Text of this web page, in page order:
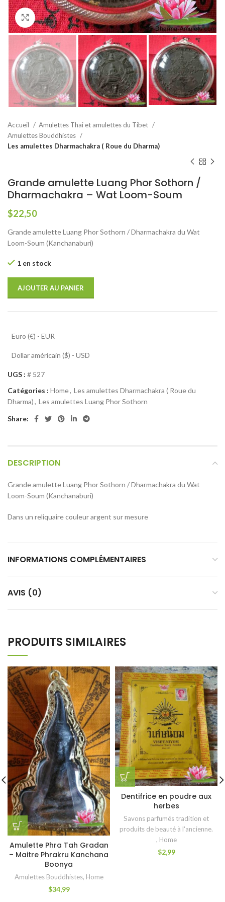
Agrandir
Accueil
Amulettes Thai et amulettes du Tibet
Amulettes Bouddhistes
Les amulettes Dharmachakra ( Roue du Dharma)
Grande amulette Luang Phor Sothorn /
Dharmachakra – Wat Loom-Soum
$22,50
Grande amulette Luang Phor Sothorn / Dharmachakra du Wat
Loom-Soum (Kanchanaburi)
1 en stock
AJOUTER AU PANIER
Euro (€) - EUR
Dollar américain ($) - USD
UGS : # 527
Catégories : Home, Les amulettes Dharmachakra ( Roue du
Dharma), Les amulettes Luang Phor Sothorn
Share:
DESCRIPTION
Grande amulette Luang Phor Sothorn / Dharmachakra du Wat
Loom-Soum (Kanchanaburi)
Dans un reliquaire couleur argent sur mesure
INFORMATIONS COMPLÉMENTAIRES
AVIS (0)
PRODUITS SIMILAIRES
Amulette Phra Tah Gradan
– Maitre Phrakru Kanchana
Boonya
Amulettes Bouddhistes, Home
$34,99
Dentifrice en poudre aux
herbes
Savons parfumés tradition et
produits de beauté à l'ancienne.
, Home
$2,99